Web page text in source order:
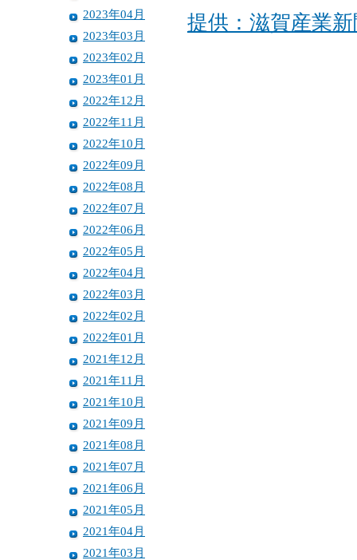
2023年04月
2023年03月
2023年02月
2023年01月
2022年12月
2022年11月
2022年10月
2022年09月
2022年08月
2022年07月
2022年06月
2022年05月
2022年04月
2022年03月
2022年02月
2022年01月
2021年12月
2021年11月
2021年10月
2021年09月
2021年08月
2021年07月
2021年06月
2021年05月
2021年04月
2021年03月
提供：滋賀産業